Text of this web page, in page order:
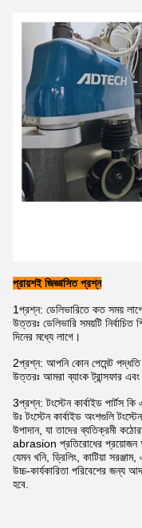
প্রায়শই জিজ্ঞাসিত প্রশ্ন
1প্রশ্ন: ডেলিভারিতে কত সময়
উত্তরঃ ডেলিভারি সময়টি
দিনের মধ্যে লাগে।
2প্রশ্ন: আপনি কোন পেমেন্ট
উত্তরঃ আমরা ব্যাংক ট্রান্সফার এবং
3প্রশ্ন: টংস্টেন কার্বাইড পার্টস
উঃ টংস্টেন কার্বাইড অংশগুলি
উপাদান, যা তাদের ব্যতিক্রমী
abrasion প্রতিরোধের প্রয়োজন
যেমন খনি, ড্রিলিং, কাটিয়া
উচ্চ-কার্যকারিতা পরিবেশের জন্য
হবে.